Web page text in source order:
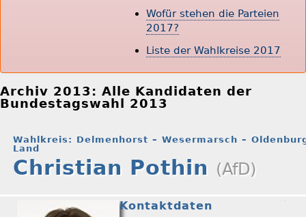
Wofür stehen die Parteien
2017?
Liste der Wahlkreise 2017
Archiv 2013: Alle Kandidaten der
Bundestagswahl 2013
Wahlkreis: Delmenhorst – Wesermarsch –
Land
Christian Pothin (AfD)
Kontaktdaten